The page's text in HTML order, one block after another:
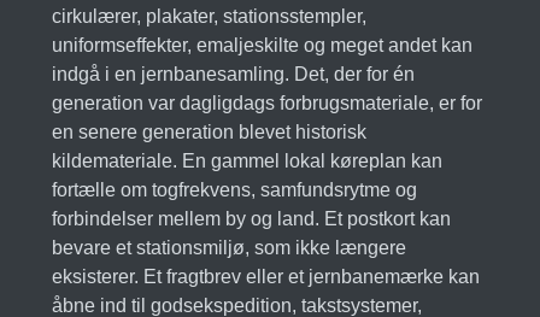
cirkulærer, plakater, stationsstempler,
uniformseffekter, emaljeskilte og meget andet kan
indgå i en jernbanesamling. Det, der for én
generation var dagligdags forbrugsmateriale, er for
en senere generation blevet historisk
kildemateriale. En gammel lokal køreplan kan
fortælle om togfrekvens, samfundsrytme og
forbindelser mellem by og land. Et postkort kan
bevare et stationsmiljø, som ikke længere
eksisterer. Et fragtbrev eller et jernbanemærke kan
åbne ind til godsekspedition, takstsystemer,